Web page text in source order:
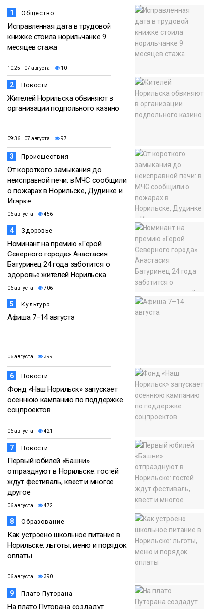
1 Общество
Исправленная дата в трудовой
книжке стоила норильчанке 9
месяцев стажа
10:25 07 августа 10
2 Новости
Жителей Норильска обвиняют в
организации подпольного казино
09:36 07 августа 97
3 Происшествия
От короткого замыкания до
неисправной печи: в МЧС сообщили
о пожарах в Норильске, Дудинке и
Игарке
06 августа 456
4 Здоровье
Номинант на премию «Герой
Северного города» Анастасия
Батуринец 24 года заботится о
здоровье жителей Норильска
06 августа 706
5 Культура
Афиша 7–14 августа
06 августа 399
6 Новости
Фонд «Наш Норильск» запускает
осеннюю кампанию по поддержке
соцпроектов
06 августа 421
7 Новости
Первый юбилей «Башни»
отпразднуют в Норильске: гостей
ждут фестиваль, квест и многое
другое
06 августа 472
8 Образование
Как устроено школьное питание в
Норильске: льготы, меню и порядок
оплаты
06 августа 390
9 Плато Путорана
На плато Путорана создадут